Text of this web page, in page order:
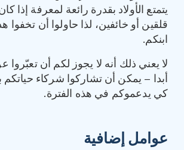
يتمتع الأولاد بقدرة رائعة لمعرفة إذا
قلقين أو خائفين، لذا حاولوا أن
ابنكم.
لا يعني ذلك أنه لا يجوز لكم أن
أبدا – يمكن أن تشاركوا شركاء حياتكم
كي يدعموكم في هذه الفترة.
عوامل إضافية